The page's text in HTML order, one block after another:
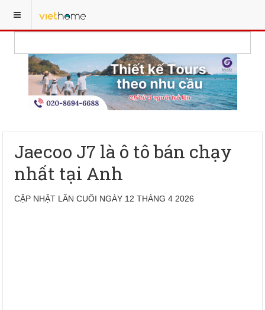
Jaecoo J7 là ô tô bán chạy
nhất tại Anh
CẬP NHẬT LẦN CUỐI NGÀY 12 THÁNG 4 2026